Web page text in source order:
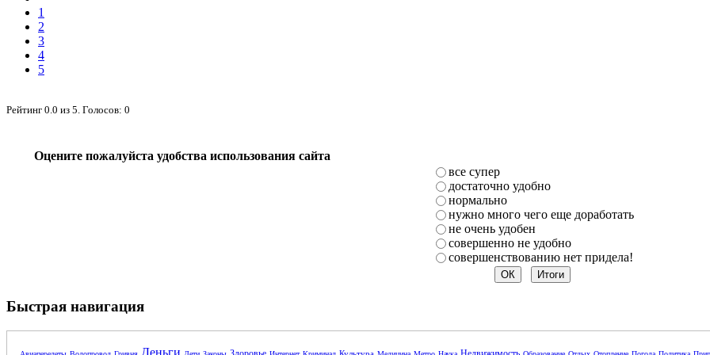
1
2
3
4
5
Рейтинг 0.0 из 5 . Голосов: 0
Оцените пожалуйста удобства использования сайта
все супер
достаточно удобно
нормально
нужно много чего еще доработать
не очень удобен
совершенно не удобно
совершенствованию нет придела!
Быстрая навигация
Деньги